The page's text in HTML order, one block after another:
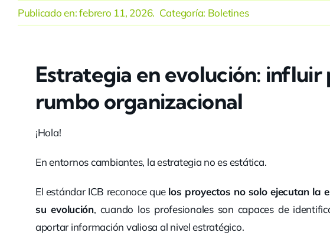
Publicado en:febrero 11, 2026. Categoría: Boletines
Estrategia en evolución: influir
rumbo organizacional
¡Hola!
En entornos cambiantes, la estrategia no es estática.
El estándar ICB reconoce que los proyectos no solo ejecutan la
su evolución, cuando los profesionales son capaces de
aportar información valiosa al nivel estratégico.